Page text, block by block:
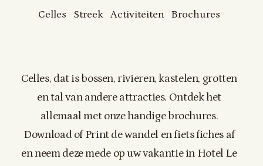
Celles Streek Activiteiten Brochures
Celles, dat is bossen, rivieren, kastelen, grotten
en tal van andere attracties. Ontdek het
allemaal met onze handige brochures.
Download of Print de wandel en fiets fiches af
en neem deze mede op uw vakantie in Hotel Le